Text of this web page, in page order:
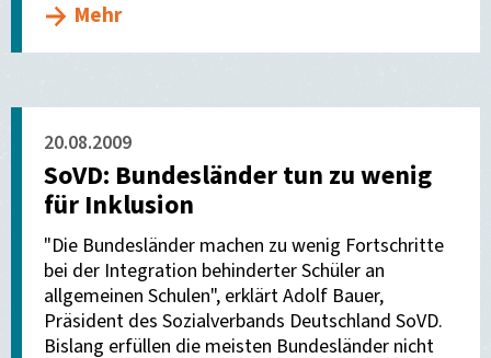
Mehr
20.08.2009
SoVD: Bundesländer tun zu wenig
für Inklusion
"Die Bundesländer machen zu wenig Fortschritte
bei der Integration behinderter Schüler an
allgemeinen Schulen", erklärt Adolf Bauer,
Präsident des Sozialverbands Deutschland SoVD.
Bislang erfüllen die meisten Bundesländer nicht